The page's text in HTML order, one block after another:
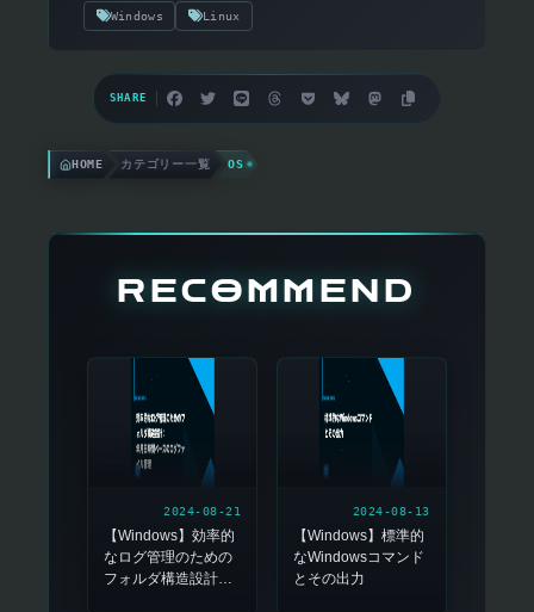
Windows Linux
SHARE
HOME カテゴリー一覧 OS
RECOMMEND
2024-08-21
【Windows】効率的
なログ管理のための
フォルダ構造設計：
2024-08-13
【Windows】標準的
なWindowsコマンド
とその出力